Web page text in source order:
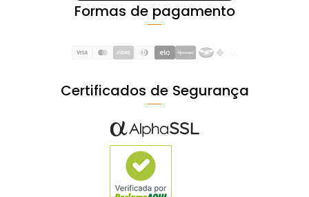
Formas de pagamento
Certificados de Segurança